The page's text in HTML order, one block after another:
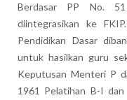
Berdasar PP No.
diintegrasikan ke
Pendidikan Dasar
untuk hasilkan guru
Keputusan Menteri P
1961 Pelatihan B-I